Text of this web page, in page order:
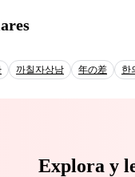
까칠자상남 年の差 한
Explora y